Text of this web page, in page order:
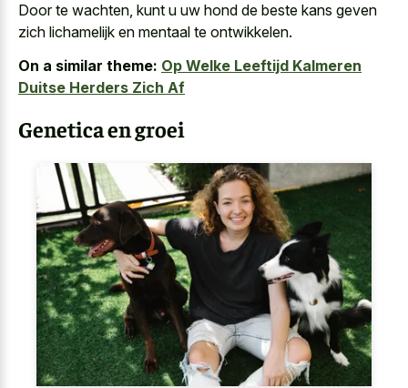
Door te wachten, kunt u uw hond de beste kans geven
zich lichamelijk en mentaal te ontwikkelen.
On a similar theme: Op Welke Leeftijd Kalmeren
Duitse Herders Zich Af
Genetica en groei